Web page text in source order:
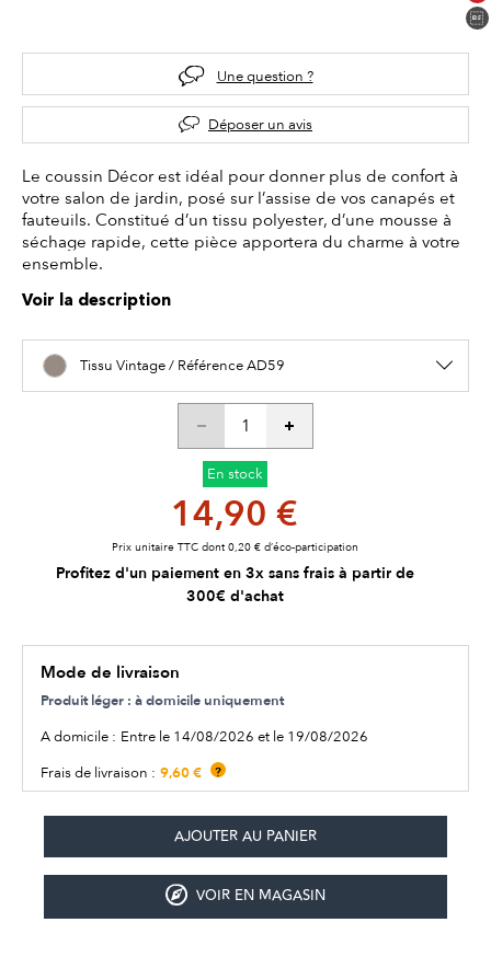
Une question ?
Déposer un avis
Le coussin Décor est idéal pour donner plus de confort à
votre salon de jardin, posé sur l’assise de vos canapés et
fauteuils. Constitué d’un tissu polyester, d’une mousse à
séchage rapide, cette pièce apportera du charme à votre
ensemble.
Voir la description
Tissu Vintage / Référence AD59
En stock
14,90 €
Prix unitaire TTC dont 0,20 € d’éco-participation
Profitez d'un paiement en 3x sans frais à partir de
300€ d'achat
Mode de livraison
Produit léger : à domicile uniquement
A domicile : Entre le 14/08/2026 et le 19/08/2026
Frais de livraison : 9,60 € ?
VOIR EN MAGASIN